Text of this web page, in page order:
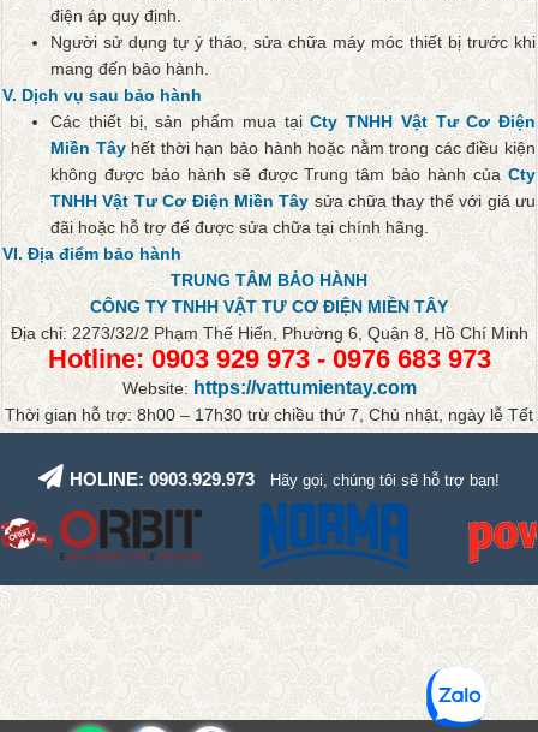
điện áp quy định.
Người sử dụng tự ý tháo, sửa chữa máy móc thiết bị trước khi
mang đến bảo hành.
V. Dịch vụ sau bảo hành
Các thiết bị, sản phẩm mua tạiCty TNHH Vật Tư Cơ Điện
Miền Tâyhết thời hạn bảo hành hoặc nằm trong các điều kiện
không được bảo hành sẽ được Trung tâm bảo hành của Cty
TNHH Vật Tư Cơ Điện Miền Tâysửa chữa thay thế với giá ưu
đãi hoặc hỗ trợ để được sửa chữa tại chính hãng.
VI. Địa điểm bảo hành
TRUNG TÂM BẢO HÀNH
CÔNG TY TNHH VẬT TƯ CƠ ĐIỆN MIỀN TÂY
Địa chỉ: 2273/32/2 Phạm Thế Hiển, Phường 6, Quận 8, Hồ Chí Minh
Hotline:0903 929 973- 0976 683 973
Website: https://vattumientay.com
Thời gian hỗ trợ: 8h00 – 17h30 trừ chiều thứ 7, Chủ nhật, ngày lễ Tết
HOLINE: 0903.929.973 Hãy gọi, chúng tôi sẽ hỗ trợ bạn!